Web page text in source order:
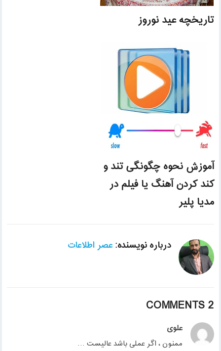
تاریخچه عید نوروز
آموزش نحوه چگونگی تند و
کند کردن آهنگ یا فیلم در
مدیا پلیر
درباره نویسنده:عصر اطلاعات
2 COMMENTS
علوی
ممنون ، اگر عملی باشد عالیست …